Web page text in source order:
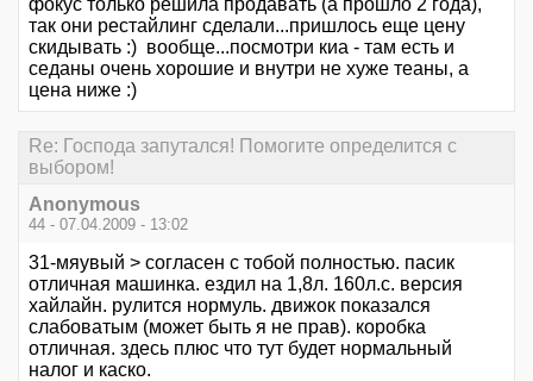
фокус только решила продавать (а прошло 2 года),
так они рестайлинг сделали...пришлось еще цену
скидывать :) вообще...посмотри киа - там есть и
седаны очень хорошие и внутри не хуже теаны, а
цена ниже :)
Re: Господа запутался! Помогите определится с
выбором!
Anonymous
44 - 07.04.2009 - 13:02
31-мяувый > согласен с тобой полностью. пасик
отличная машинка. ездил на 1,8л. 160л.с. версия
хайлайн. рулится нормуль. движок показался
слабоватым (может быть я не прав). коробка
отличная. здесь плюс что тут будет нормальный
налог и каско.